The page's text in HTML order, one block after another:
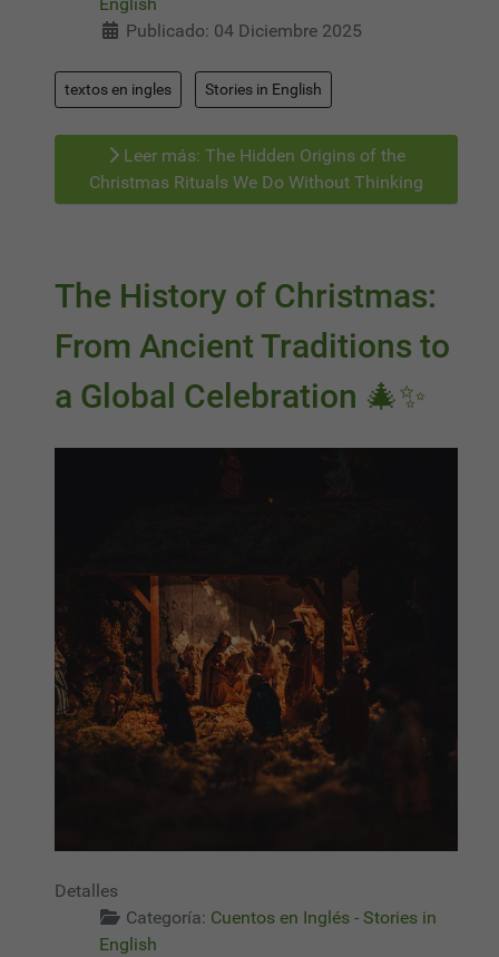
English
Publicado: 04 Diciembre 2025
textos en ingles Stories in English
Leer más: The Hidden Origins of the
Christmas Rituals We Do Without Thinking
The History of Christmas:
From Ancient Traditions to
a Global Celebration 🎄✨
Detalles
Categoría: Cuentos en Inglés - Stories in
English